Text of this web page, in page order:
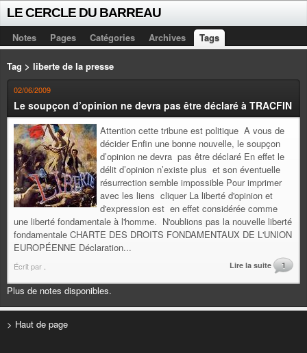
LE CERCLE DU BARREAU
Notes Pages Catégories Archives Tags
Tag > liberte de la presse
02/06/2009
Le soupçon d’opinion ne devra pas être déclaré à TRACFIN
Attention cette tribune est politique A vous de
décider Enfin une bonne nouvelle, le soupçon
d’opinion ne devra pas être déclaré En effet le
délit d’opinion n’existe plus et son éventuelle
résurrection semble impossible Pour imprimer
avec les liens cliquer La liberté d'opinion et
d'expression est en effet considérée comme
une liberté fondamentale à l'homme. N'oublions pas la nouvelle liberté
fondamentale CHARTE DES DROITS FONDAMENTAUX DE L'UNION
EUROPÉENNE Déclaration...
Écrit par Lire la suite 1
Plus de notes disponibles.
> Haut de page